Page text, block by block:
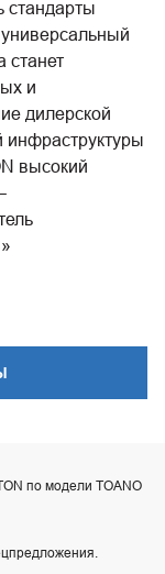
стандарты
станет
и
дилерской
инфраструктуры
высокий
по модели TOANO